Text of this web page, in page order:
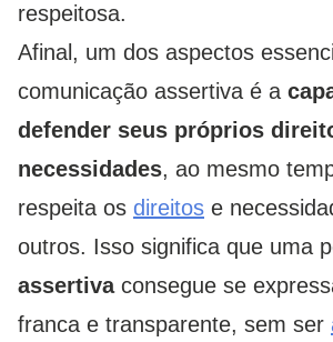
respeitosa.
Afinal, um dos aspectos
comunicação assertiva é a
defender seus próprios
necessidades, ao mesmo
respeita os direitos e
outros. Isso significa que uma
assertiva consegue se
franca e transparente, sem ser